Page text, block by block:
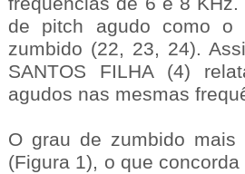
de pitch agudo como o
zumbido (22, 23, 24).
SANTOS FILHA (4)
agudos nas mesmas
O grau de zumbido
(Figura 1), o que